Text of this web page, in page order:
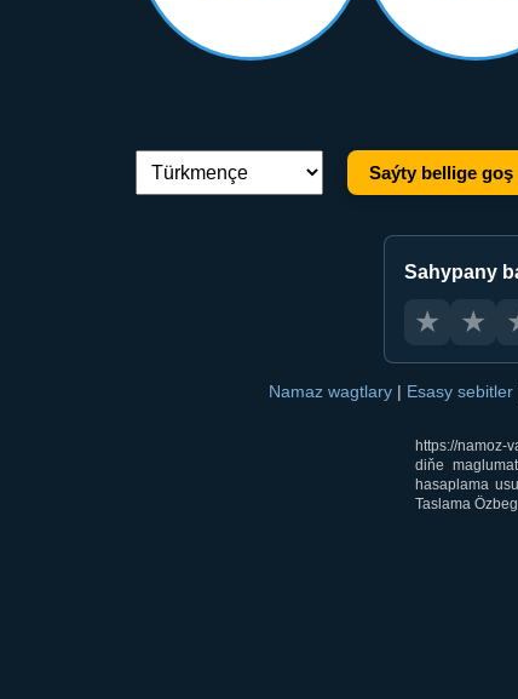
Dil çalşyryş: Saýty bellige goş
Sahypany
★ ★
Namaz wagtlary | Esasy sebitler
https://namoz-
diňe
hasaplama
Taslama